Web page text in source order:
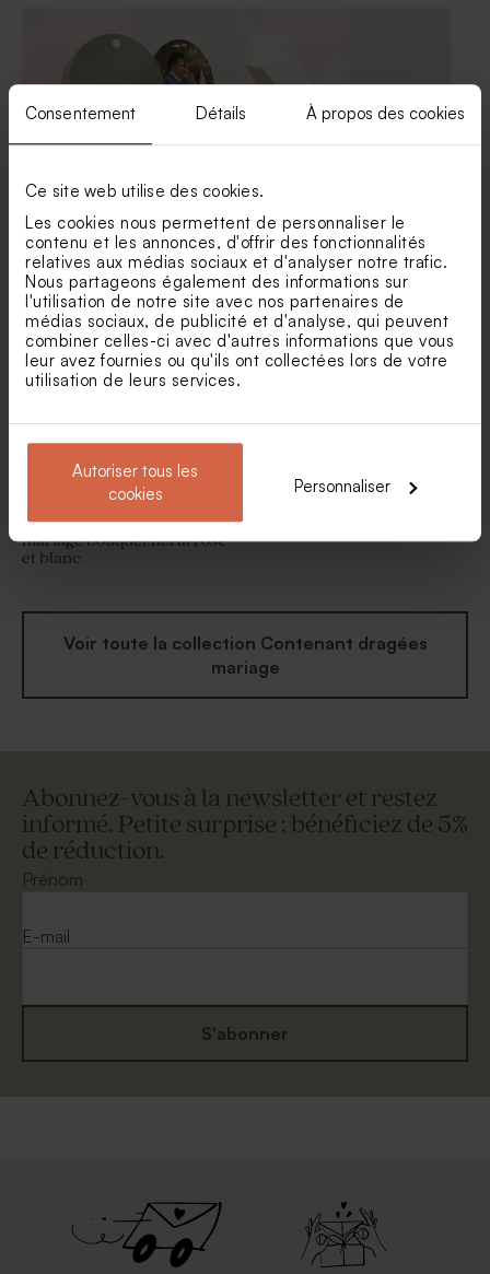
Consentement Détails À propos des cookies
Ce site web utilise des cookies.
Les cookies nous permettent de personnaliser le
contenu et les annonces, d'offrir des fonctionnalités
relatives aux médias sociaux et d'analyser notre trafic.
Nous partageons également des informations sur
l'utilisation de notre site avec nos partenaires de
médias sociaux, de publicité et d'analyse, qui peuvent
combiner celles-ci avec d'autres informations que vous
leur avez fournies ou qu'ils ont collectées lors de votre
utilisation de leurs services.
Autoriser tous les
cookies
Personnaliser
Sticker mariage minimaliste
et dorure
Etiquette mariage
minimaliste et dorure
Contenant à dragées
mariage fond coloré et
dorure
Boite à dragées mariage
avec dorure
Contenant à dragées
mariage bouquet floral rose
et blanc
Fiole en verre mariage
Voir toute la collection Contenant dragées
mariage
Abonnez-vous à la newsletter et restez
informé. Petite surprise : bénéficiez de 5%
de réduction.
Prénom
E-mail
S'abonner